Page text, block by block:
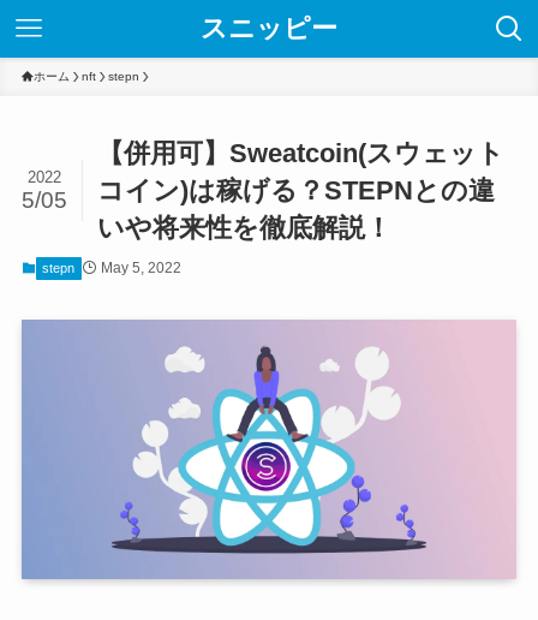
スニッピー
ホーム nft stepn
【併用可】Sweatcoin(スウェット
コイン)は稼げる？STEPNとの違
いや将来性を徹底解説！
2022
5/05
stepn May 5, 2022